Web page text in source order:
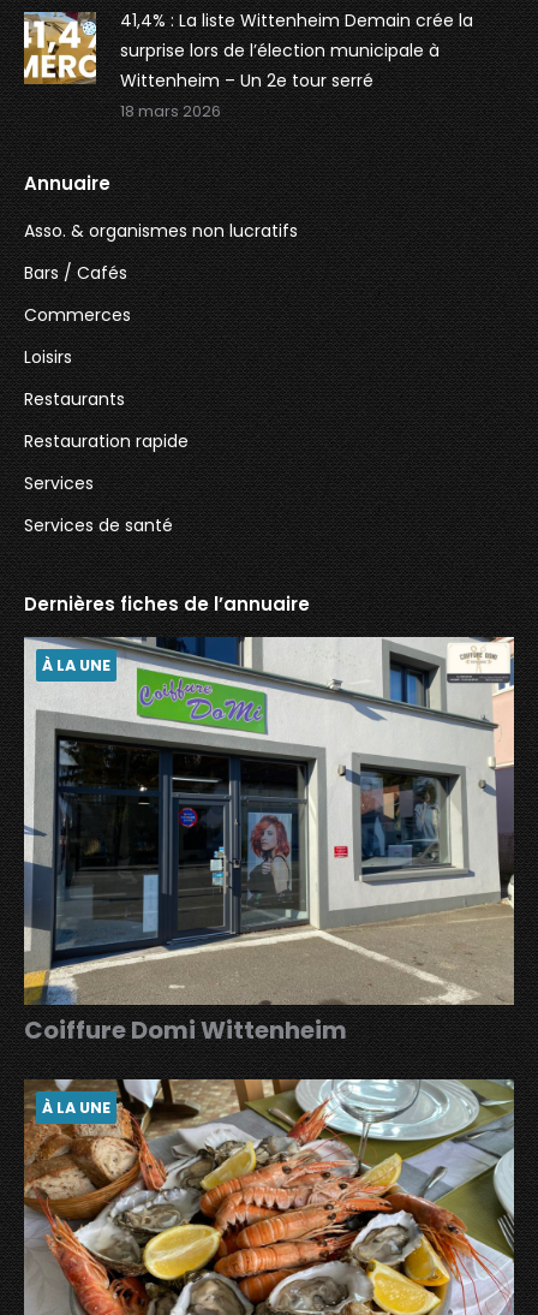
41,4% : La liste Wittenheim Demain crée la
surprise lors de l’élection municipale à
Wittenheim – Un 2e tour serré
18 mars 2026
Annuaire
Asso. & organismes non lucratifs
Bars / Cafés
Commerces
Loisirs
Restaurants
Restauration rapide
Services
Services de santé
Dernières fiches de l’annuaire
À LA UNE
Coiffure Domi Wittenheim
À LA UNE